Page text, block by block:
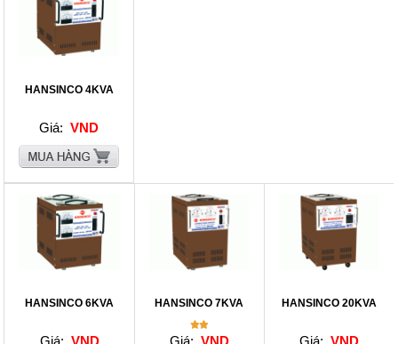
HANSINCO 4KVA
Giá: VND
HANSINCO 6KVA HANSINCO 7KVA HANSINCO 20KVA